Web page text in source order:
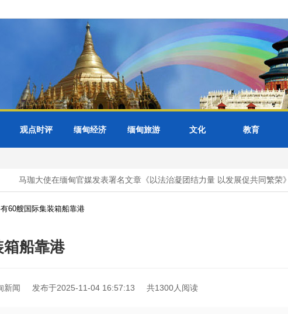
观点时评 缅甸经济 缅甸旅游 文化 教育
马珈大使在缅甸官媒发表署名文章《以法治凝团结力量 以发展促共同繁荣》
60艘国际集装箱船靠港
船靠港
新闻 发布于2025-11-04 16:57:13 共1300人阅读